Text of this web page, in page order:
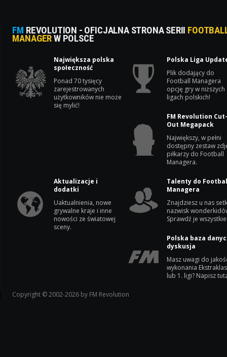
FM REVOLUTION - OFICJALNA STRONA SERII
MANAGERW POLSCE
Największa polska
społeczność
Ponad 70 tysięcy
zarejestrowanych
użytkowników nie może
się mylić!
Polska Liga
Plik dodający do
Football Managera
opcję gry w niższych
ligach polskich!
FM Revolution
Out Megapack
Największy, w pełni
dostępny zestaw
piłkarzy do Football
Managera.
Aktualizacje i
dodatki
Uaktualnienia, nowe
grywalne kraje i inne
nowości ze światowej
sceny.
Talenty do
Managera
Znajdziesz u nas
nazwisk
Sprawdź je
Polska baza
dyskusja
Masz uwagi do
wykonania
lub 1. ligi? Napisz
Copyright © 2002-2026 by FM Revolution